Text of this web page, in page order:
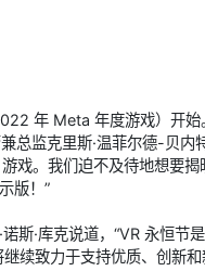
年 Meta 年度游戏）开
总监克里斯·温菲尔德-贝内
戏。我们迫不及待地想要
版！”
斯·库克说道，“VR 永恒节
续致力于支持优质、创新